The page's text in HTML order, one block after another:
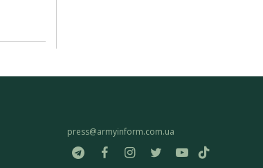
press@armyinform.com.ua